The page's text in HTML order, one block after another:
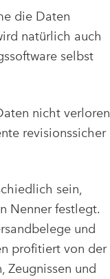
die Daten
natürlich auch
selbst
nicht verloren
revisionssicher
sein,
Nenner festlegt.
und
profitiert von der
Zeugnissen und